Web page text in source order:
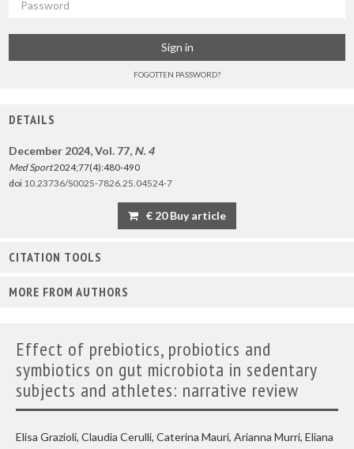
Sign in
FOGOTTEN PASSWORD?
DETAILS
December 2024, Vol. 77, N. 4
Med Sport2024;77(4):480-490
doi 10.23736/S0025-7826.25.04524-7
€ 20 Buy article
CITATION TOOLS
MORE FROM AUTHORS
Effect of prebiotics, probiotics and
symbiotics on gut microbiota in sedentary
subjects and athletes: narrative review
Elisa Grazioli, Claudia Cerulli, Caterina Mauri, Arianna Murri, Eliana